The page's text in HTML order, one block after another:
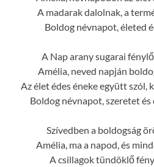
A madarak dalolnak, a
Boldog névnapot, életed
A Nap arany sugarai
Amélia, neved napján
Az élet édes éneke együtt szól,
Boldog névnapot, szeretet
Szívedben a boldogság
Amélia, ma a napod, és
A csillagok tündöklő